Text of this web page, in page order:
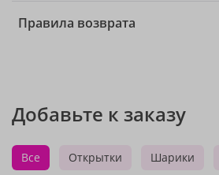
Правила возврата
Добавьте к заказу
Все Открытки Шарики